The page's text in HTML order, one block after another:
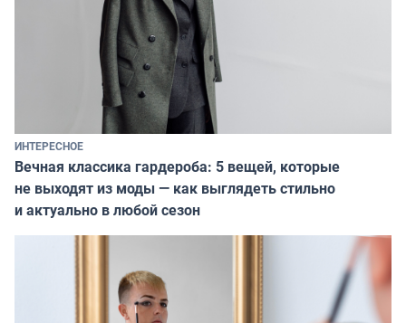
ИНТЕРЕСНОЕ
Вечная классика гардероба: 5 вещей, которые
не выходят из моды — как выглядеть стильно
и актуально в любой сезон